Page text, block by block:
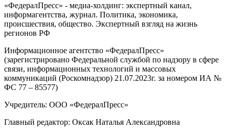
«ФедералПресс» - медиа-холдинг: экспертный канал,
информагентства, журнал. Политика, экономика,
происшествия, общество. Экспертный взгляд на жизнь
регионов РФ
Информационное агентство «ФедералПресс»
(зарегистрировано Федеральной службой по надзору в сфере
связи, информационных технологий и массовых
коммуникаций (Роскомнадзор) 21.07.2023г. за номером ИА №
ФС 77 – 85577)
Учредитель: ООО «ФедералПресс»
Главный редактор: Оксак Наталья Александровна